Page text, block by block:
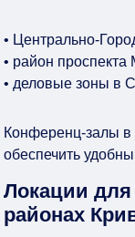
• Центрально-
• район проспекта
• деловые зоны в
Конференц-залы в
обеспечить
Локации
районах